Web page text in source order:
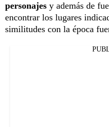
personajes y además de
encontrar los lugares
similitudes con la época